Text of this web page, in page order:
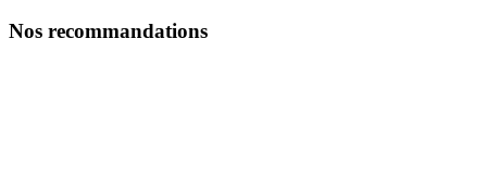
Nos recommandations